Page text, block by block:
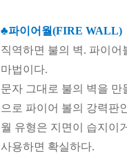
♣파이어월(FIRE WALL)
직역하면 불의 벽. 파이
마법이다.
문자 그대로 불의 벽을 만
으로 파이어 볼의 강력판
월 유형은 지면이 습지이
사용하면 확실하다.